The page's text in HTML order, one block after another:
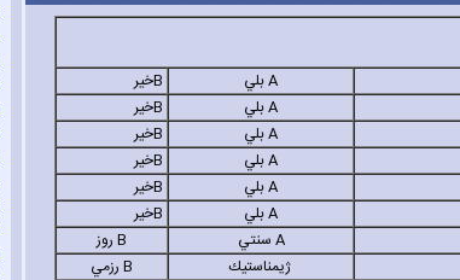
Aبلي Bخير
Aبلي Bخير
Aبلي Bخير
Aبلي Bخير
Aبلي Bخير
Aبلي Bخير
A سنتي B روز
ژيمناستيك B رزمي